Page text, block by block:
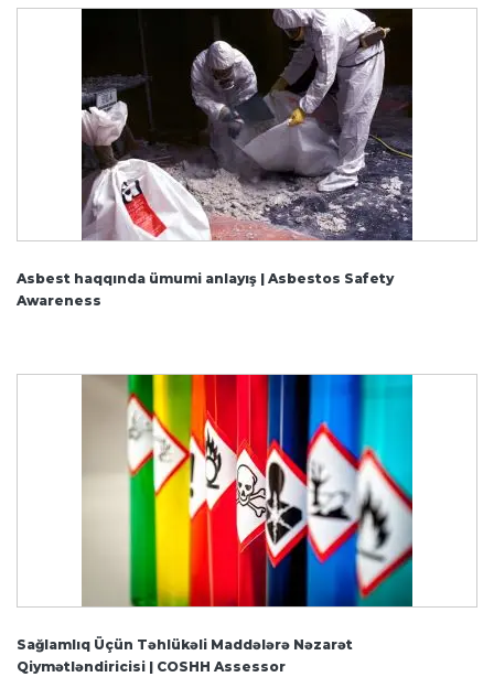
Asbest haqqında ümumi anlayış | Asbestos Safety
Awareness
Sağlamlıq Üçün Təhlükəli Maddələrə Nəzarət
Qiymətləndiricisi | COSHH Assessor